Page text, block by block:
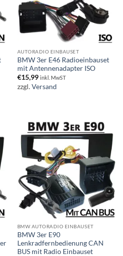
AUTORADIO EINBAUSET
BMW 3er E46 Radioeinbauset
mit Antennenadapter ISO
€15,99 inkl. MwST
zzgl.Versand
BMW AUTORADIO EINBAUSET
BMW 3er E90
Lenkradfernbedienung CAN
BUS mit Radio Einbauset